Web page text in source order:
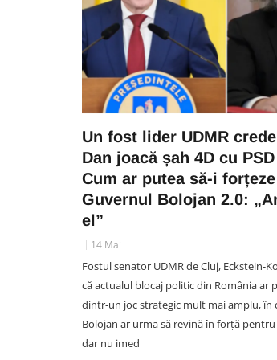
Un fost lider UDMR
Dan joacă șah 4D cu
Cum ar putea să-i
Guvernul Bolojan 2.0:
el”
14 Mai
Fostul senator UDMR de Cluj, Eckstein-
că actualul blocaj politic din România ar
dintr-un joc strategic mult mai amplu, în
Bolojan ar urma să revină în forță
dar nu imed